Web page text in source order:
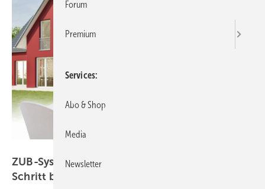
ZUB-Systems: Wärmebrücken Schritt für
Schritt bilanzieren
Forum
Premium
Services
Abo & Shop
Media
Newsletter